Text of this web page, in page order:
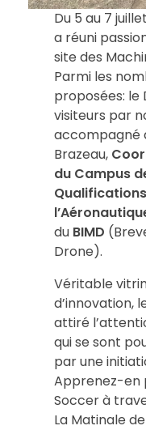
Du 5 au 7
a réuni
site des
Parmi les
proposées: le
visiteurs par
accompagné
Brazeau,
du Campus
du BIMD
Drone).
Véritable
d’innovation,
attiré
qui se sont
par une
Apprenez-en
Soccer à
La Matinale de